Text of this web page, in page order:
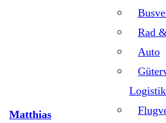
Matthias
Rad
Auto
Logistik